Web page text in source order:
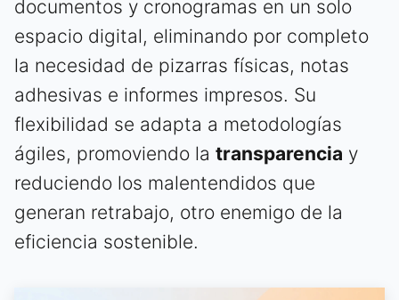
documentos y cronogramas en un solo
espacio digital, eliminando por completo
la necesidad de pizarras físicas, notas
adhesivas e informes impresos. Su
flexibilidad se adapta a metodologías
ágiles, promoviendo la transparencia y
reduciendo los malentendidos que
generan retrabajo, otro enemigo de la
eficiencia sostenible.